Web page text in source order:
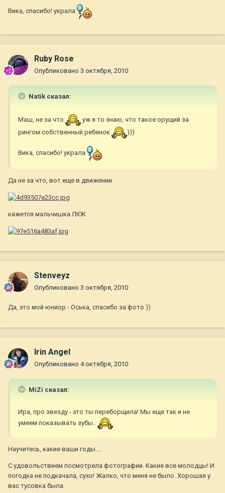
Вика, спасибо! украла
Ruby Rose
Опубликовано 3 октября, 2010
Natik сказал:
Маш, не за что
уж я то знаю, что такое орущий за
рингом собственный ребенок
)))
Вика, спасибо! украла
Да не за что, вот еще в движении
кажется мальчишка ЛЮК
Stenveyz
Опубликовано 3 октября, 2010
Да, это мой юниор - Оська, спасибо за фото ))
Irin Angel
Опубликовано 4 октября, 2010
MiZi сказал:
Ира, про звезду - это ты переборщила! Мы еще так и не
умеем показывать зубы..
Научитесь, какие ваши годы....
С удовольствием посмотрела фотографии. Какие все молодцы! И
погодка не подкачала, сухо! Жалко, что меня не было. Хорошая у
вас тусовка была.